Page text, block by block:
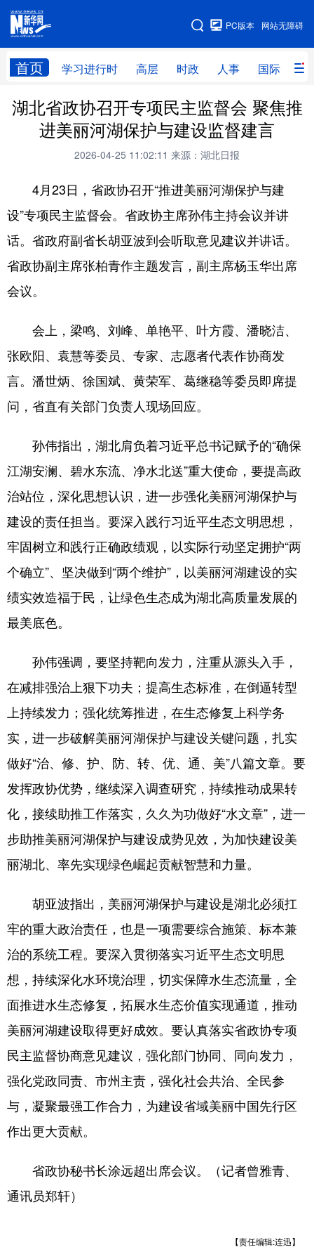
网站无障碍
PC版本
首页 学习进行时 高层 时政 人事 国际 财
网站地图
学习进行时 高层 时政 人事
国际 财经 网评 港澳
全球连线
科技 科创 量子 体育
文化 书画 健康 军事
学术中国 乡村振兴 溯源中国
彩票 娱乐 时尚
地方频道
北京 天津 河北 山西
辽宁 吉林 上海 江苏
浙江 安徽 福建 江西
山东
广东 广西 海南 重庆
四川 贵州 云南 西藏
陕西 甘肃 青海 宁夏
多语种频道
English Español Français عربى
Русский язык 日本語
Deutsch Português
湖北省政协召开专项民主监督会 聚焦推
进美丽河湖保护与建设监督建言
2026-04-25 11:02:11 来源：湖北日报
4月23日，省政协召开“推进美丽河湖保护与建
设”专项民主监督会。省政协主席孙伟主持会议并讲
话。省政府副省长胡亚波到会听取意见建议并讲话。
省政协副主席张柏青作主题发言，副主席杨玉华出席
会议。
会上，梁鸣、刘峰、单艳平、叶方霞、潘晓洁、
张欧阳、袁慧等委员、专家、志愿者代表作协商发
言。潘世炳、徐国斌、黄荣军、葛继稳等委员即席提
问，省直有关部门负责人现场回应。
孙伟指出，湖北肩负着习近平总书记赋予的“确保
江湖安澜、碧水东流、净水北送”重大使命，要提高政
治站位，深化思想认识，进一步强化美丽河湖保护与
建设的责任担当。要深入践行习近平生态文明思想，
牢固树立和践行正确政绩观，以实际行动坚定拥护“两
个确立”、坚决做到“两个维护”，以美丽河湖建设的实
绩实效造福于民，让绿色生态成为湖北高质量发展的
最美底色。
孙伟强调，要坚持靶向发力，注重从源头入手，
在减排强治上狠下功夫；提高生态标准，在倒逼转型
上持续发力；强化统筹推进，在生态修复上科学务
实，进一步破解美丽河湖保护与建设关键问题，扎实
做好“治、修、护、防、转、优、通、美”八篇文章。要
发挥政协优势，继续深入调查研究，持续推动成果转
化，接续助推工作落实，久久为功做好“水文章”，进一
步助推美丽河湖保护与建设成势见效，为加快建设美
丽湖北、率先实现绿色崛起贡献智慧和力量。
胡亚波指出，美丽河湖保护与建设是湖北必须扛
牢的重大政治责任，也是一项需要综合施策、标本兼
治的系统工程。要深入贯彻落实习近平生态文明思
想，持续深化水环境治理，切实保障水生态流量，全
面推进水生态修复，拓展水生态价值实现通道，推动
美丽河湖建设取得更好成效。要认真落实省政协专项
民主监督协商意见建议，强化部门协同、同向发力，
强化党政同责、市州主责，强化社会共治、全民参
与，凝聚最强工作合力，为建设省域美丽中国先行区
作出更大贡献。
省政协秘书长涂远超出席会议。（记者曾雅青、
通讯员郑轩）
【责任编辑:连迅】